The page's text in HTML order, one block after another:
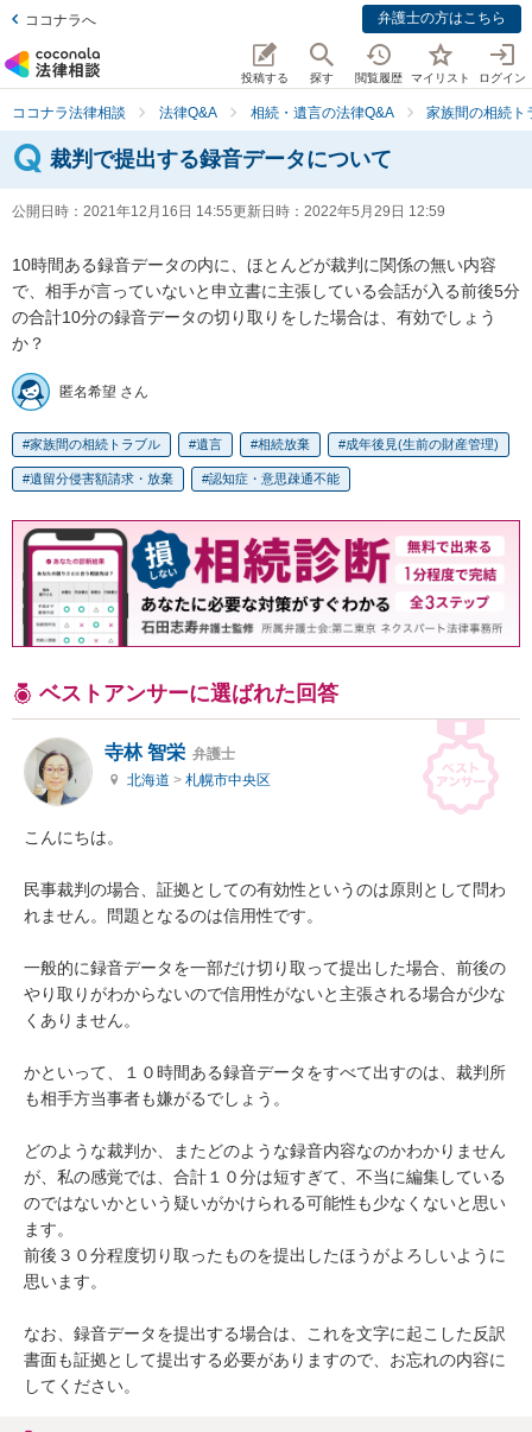
ココナラへ 弁護士の方はこちら
投稿する 探す 閲覧履歴 マイリスト ログイン
ココナラ法律相談 法律Q&A 相続・遺言の法律Q&A 家族間の相続ト
裁判で提出する録音データについて
公開日時： 2021年12月16日 14:55更新日時： 2022年5月29日 12:59
10時間ある録音データの内に、ほとんどが裁判に関係の無い内容
で、相手が言っていないと申立書に主張している会話が入る前後5分
の合計10分の録音データの切り取りをした場合は、有効でしょう
か？
匿名希望 さん
家族間の相続トラブル 遺言 相続放棄 成年後見(生前の財産管理)
遺留分侵害額請求・放棄 認知症・意思疎通不能
ベストアンサーに選ばれた回答
寺林 智栄 弁護士
北海道 > 札幌市中央区
こんにちは。
民事裁判の場合、証拠としての有効性というのは原則として問わ
れません。問題となるのは信用性です。
一般的に録音データを一部だけ切り取って提出した場合、前後の
やり取りがわからないので信用性がないと主張される場合が少な
くありません。
かといって、１０時間ある録音データをすべて出すのは、裁判所
も相手方当事者も嫌がるでしょう。
どのような裁判か、またどのような録音内容なのかわかりません
が、私の感覚では、合計１０分は短すぎて、不当に編集している
のではないかという疑いがかけられる可能性も少なくないと思い
ます。
前後３０分程度切り取ったものを提出したほうがよろしいように
思います。
なお、録音データを提出する場合は、これを文字に起こした反訳
書面も証拠として提出する必要がありますので、お忘れの内容に
してください。